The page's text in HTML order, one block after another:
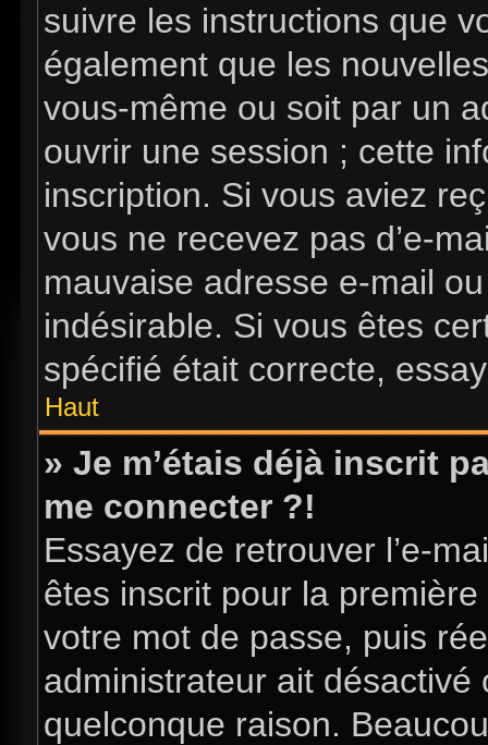
suivre les instructions que
également que les
vous-même ou soit par un
ouvrir une session ; cette
inscription. Si vous aviez
vous ne recevez pas d’e-
mauvaise adresse e-mail
indésirable. Si vous êtes
spécifié était correcte,
Haut
» Je m’étais déjà inscrit
me connecter ?!
Essayez de retrouver l’e-
êtes inscrit pour la
votre mot de passe, puis
administrateur ait
quelconque raison.